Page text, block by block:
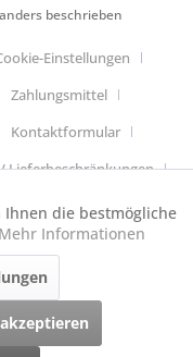
beschrieben
Einstellungen
Zahlungsmittel
Kontaktformular
Lieferbeschränkungen
Einstellungen
jeder Menge Handarbeit
Aktiv
Ihnen die bestmögliche
Mehr Informationen